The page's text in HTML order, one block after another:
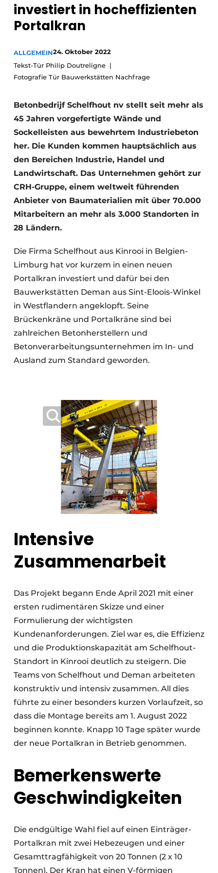
Datenschutz / Cookie-Erklärung
Ein Stellenangebot registrieren
Videos
investiert in hocheffizienten
Portalkran
ALLGEMEIN24. Oktober 2022
Tekst-Tür Philip Doutreligne
Fotografie Tür Bauwerkstätten Nachfrage
Betonbedrijf Schelfhout nv stellt seit mehr als
45 Jahren vorgefertigte Wände und
Sockelleisten aus bewehrtem Industriebeton
her. Die Kunden kommen hauptsächlich aus
den Bereichen Industrie, Handel und
Landwirtschaft. Das Unternehmen gehört zur
CRH-Gruppe, einem weltweit führenden
Anbieter von Baumaterialien mit über 70.000
Mitarbeitern an mehr als 3.000 Standorten in
28 Ländern.
Die Firma Schelfhout aus Kinrooi in Belgien-
Limburg hat vor kurzem in einen neuen
Portalkran investiert und dafür bei den
Bauwerkstätten Deman aus Sint-Eloois-Winkel
in Westflandern angeklopft. Seine
Brückenkräne und Portalkräne sind bei
zahlreichen Betonherstellern und
Betonverarbeitungsunternehmen im In- und
Ausland zum Standard geworden.
Intensive
Zusammenarbeit
Das Projekt begann Ende April 2021 mit einer
ersten rudimentären Skizze und einer
Formulierung der wichtigsten
Kundenanforderungen. Ziel war es, die Effizienz
und die Produktionskapazität am Schelfhout-
Standort in Kinrooi deutlich zu steigern. Die
Teams von Schelfhout und Deman arbeiteten
konstruktiv und intensiv zusammen. All dies
führte zu einer besonders kurzen Vorlaufzeit, so
dass die Montage bereits am 1. August 2022
beginnen konnte. Knapp 10 Tage später wurde
der neue Portalkran in Betrieb genommen.
Bemerkenswerte
Geschwindigkeiten
Die endgültige Wahl fiel auf einen Einträger-
Portalkran mit zwei Hebezeugen und einer
Gesamttragfähigkeit von 20 Tonnen (2 x 10
Tonnen). Der Kran hat einen V-förmigen